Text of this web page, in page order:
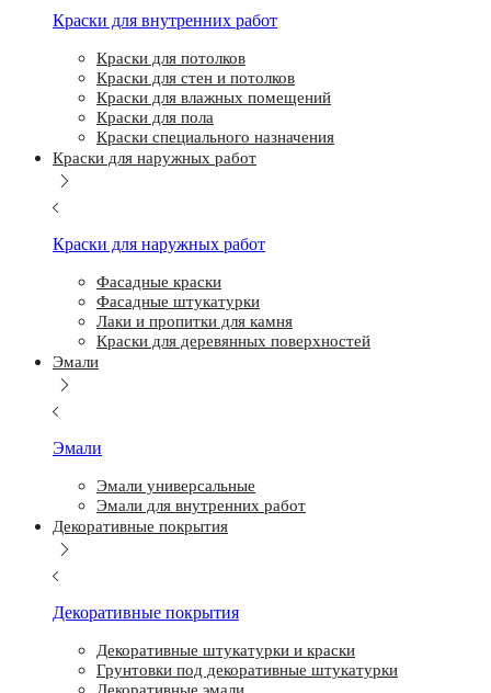
Краски для внутренних работ
Краски для потолков
Краски для стен и потолков
Краски для влажных помещений
Краски для пола
Краски специального назначения
Краски для наружных работ
Краски для наружных работ
Фасадные краски
Фасадные штукатурки
Лаки и пропитки для камня
Краски для деревянных поверхностей
Эмали
Эмали
Эмали универсальные
Эмали для внутренних работ
Декоративные покрытия
Декоративные покрытия
Декоративные штукатурки и краски
Грунтовки под декоративные штукатурки